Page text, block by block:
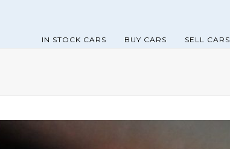
IN STOCK CARS BUY CARS SELL CARS